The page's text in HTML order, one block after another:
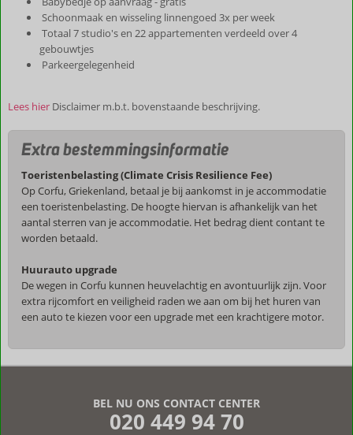
Schoonmaak en wisseling linnengoed 3x per week
Totaal 7 studio's en 22 appartementen verdeeld over 4
gebouwtjes
Parkeergelegenheid
Lees hier Disclaimer m.b.t. bovenstaande beschrijving.
Extra bestemmingsinformatie
Toeristenbelasting (Climate Crisis Resilience Fee)
Op Corfu, Griekenland, betaal je bij aankomst in je accommodatie
een toeristenbelasting. De hoogte hiervan is afhankelijk van het
aantal sterren van je accommodatie. Het bedrag dient contant te
worden betaald.
Huurauto upgrade
De wegen in Corfu kunnen heuvelachtig en avontuurlijk zijn. Voor
extra rijcomfort en veiligheid raden we aan om bij het huren van
een auto te kiezen voor een upgrade met een krachtigere motor.
BEL NU ONS CONTACT CENTER
020 449 94 70